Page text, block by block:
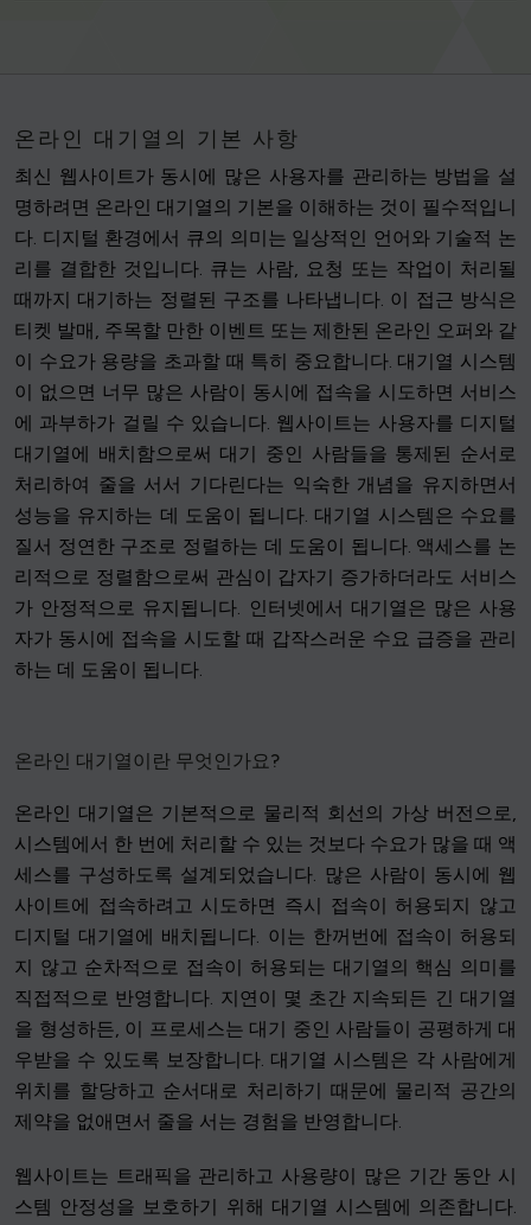
온라인 대기열의 기본 사항
최신 웹사이트가 동시에 많은 사용자를 관리하는 방법을 설
명하려면 온라인 대기열의 기본을 이해하는 것이 필수적입니
다. 디지털 환경에서 큐의 의미는 일상적인 언어와 기술적 논
리를 결합한 것입니다. 큐는 사람, 요청 또는 작업이 처리될
때까지 대기하는 정렬된 구조를 나타냅니다. 이 접근 방식은
티켓 발매, 주목할 만한 이벤트 또는 제한된 온라인 오퍼와 같
이 수요가 용량을 초과할 때 특히 중요합니다. 대기열 시스템
이 없으면 너무 많은 사람이 동시에 접속을 시도하면 서비스
에 과부하가 걸릴 수 있습니다. 웹사이트는 사용자를 디지털
대기열에 배치함으로써 대기 중인 사람들을 통제된 순서로
처리하여 줄을 서서 기다린다는 익숙한 개념을 유지하면서
성능을 유지하는 데 도움이 됩니다. 대기열 시스템은 수요를
질서 정연한 구조로 정렬하는 데 도움이 됩니다. 액세스를 논
리적으로 정렬함으로써 관심이 갑자기 증가하더라도 서비스
가 안정적으로 유지됩니다. 인터넷에서 대기열은 많은 사용
자가 동시에 접속을 시도할 때 갑작스러운 수요 급증을 관리
하는 데 도움이 됩니다.
온라인 대기열이란 무엇인가요?
온라인 대기열은 기본적으로 물리적 회선의 가상 버전으로,
시스템에서 한 번에 처리할 수 있는 것보다 수요가 많을 때 액
세스를 구성하도록 설계되었습니다. 많은 사람이 동시에 웹
사이트에 접속하려고 시도하면 즉시 접속이 허용되지 않고
디지털 대기열에 배치됩니다. 이는 한꺼번에 접속이 허용되
지 않고 순차적으로 접속이 허용되는 대기열의 핵심 의미를
직접적으로 반영합니다. 지연이 몇 초간 지속되든 긴 대기열
을 형성하든, 이 프로세스는 대기 중인 사람들이 공평하게 대
우받을 수 있도록 보장합니다. 대기열 시스템은 각 사람에게
위치를 할당하고 순서대로 처리하기 때문에 물리적 공간의
제약을 없애면서 줄을 서는 경험을 반영합니다.
웹사이트는 트래픽을 관리하고 사용량이 많은 기간 동안 시
스템 안정성을 보호하기 위해 대기열 시스템에 의존합니다.